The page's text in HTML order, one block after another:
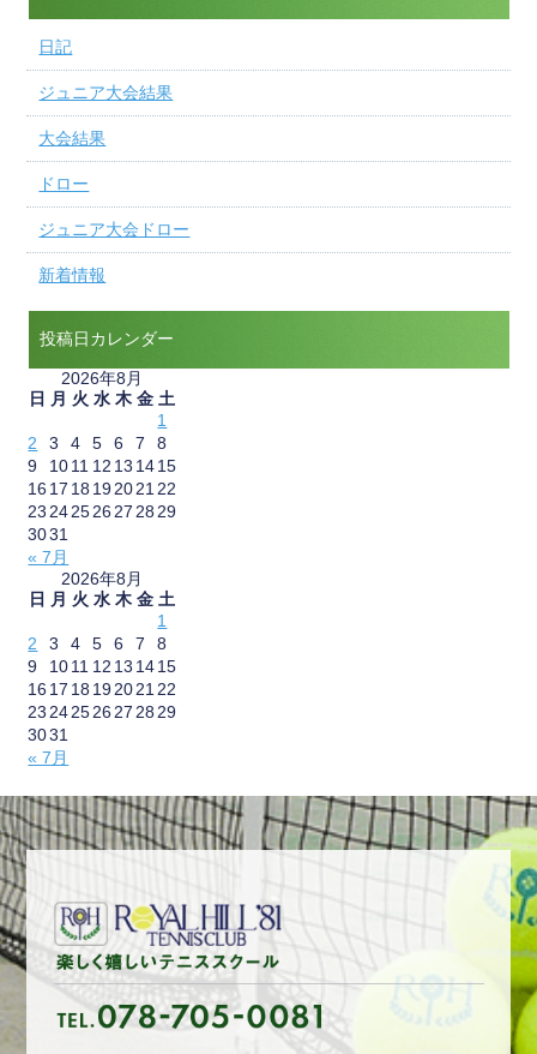
日記
ジュニア大会結果
大会結果
ドロー
ジュニア大会ドロー
新着情報
投稿日カレンダー
2026年8月
日
月 火 水 木 金 土
« 7月
1
2
3 4 5 6 7
8
9
1011 12 13 1415
16 17 18 192021 22
23 242526 27 28 29
3031
2026年8月
日
月 火 水 木 金 土
« 7月
1
2
3 4 5 6 7
8
9
1011 12 13 1415
16 17 18 192021 22
23 242526 27 28 29
3031